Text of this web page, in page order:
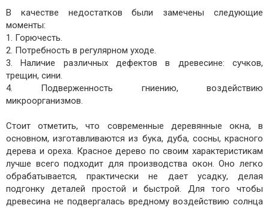
В качестве недостатков были замечены следующие
моменты:
1. Горючесть.
2. Потребность в регулярном уходе.
3. Наличие различных дефектов в древесине: сучков,
трещин, сини.
4. Подверженность гниению, воздействию
микроорганизмов.
Стоит отметить, что современные деревянные окна, в
основном, изготавливаются из бука, дуба, сосны, красного
дерева и ореха. Красное дерево по своим характеристикам
лучше всего подходит для производства окон. Оно легко
обрабатывается, практически не дает усадку, делая
подгонку деталей простой и быстрой. Для того чтобы
древесина не подвергалась вредному воздействию солнца